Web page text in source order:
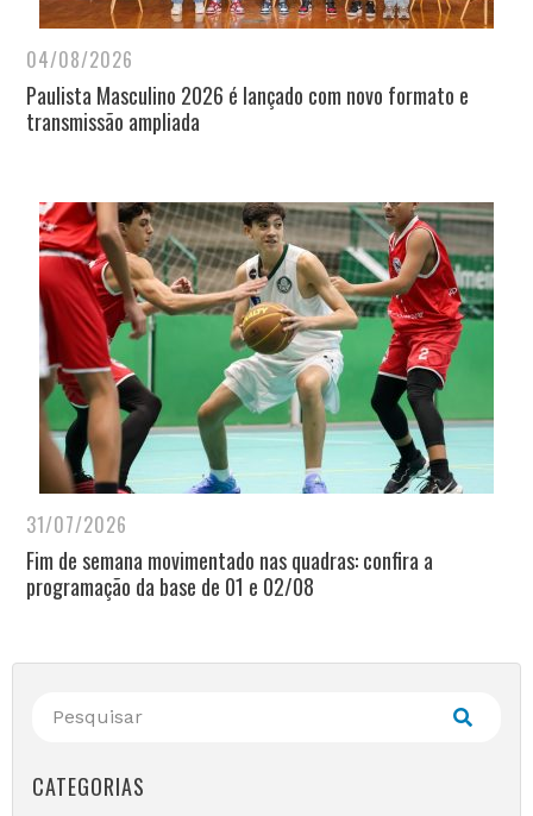
04/08/2026
Paulista Masculino 2026 é lançado com novo formato e
transmissão ampliada
31/07/2026
Fim de semana movimentado nas quadras: confira a
programação da base de 01 e 02/08
CATEGORIAS